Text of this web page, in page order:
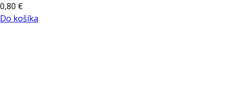
0,80 €
Do košíka